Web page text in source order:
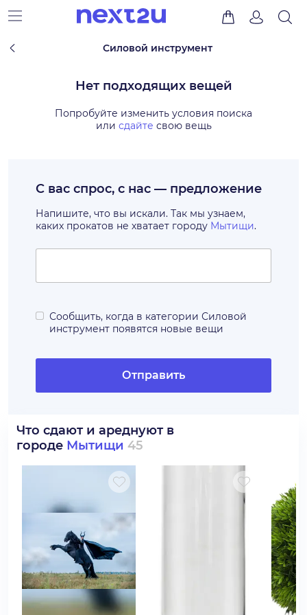
Силовой инструмент
Нет подходящих вещей
Попробуйте изменить условия поиска
или сдайте свою вещь
С вас спрос, с нас — предложение
Напишите, что вы искали. Так мы узнаем,
каких прокатов не хватает городу Мытищи.
Сообщить, когда в категории Силовой
инструмент появятся новые вещи
Отправить
Что сдают и ареднуют в
городе Мытищи 45